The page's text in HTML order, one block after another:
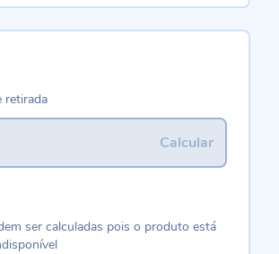
retirada
Calcular
ser calculadas pois o produto está